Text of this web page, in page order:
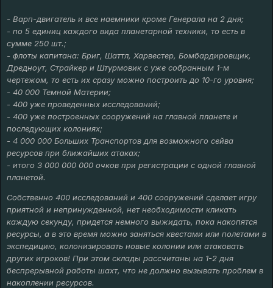
- Варп-двигатель и все наемники кроме Генерала на 2 дня;
- по 5 единиц каждого вида планетарной техники, то есть в
сумме 250 шт.;
- флоты капитана: Бриг, Шаттл, Харвестер, Бомбардировщик,
Дредноут, Страйкер и Штурмовик с уже собранным 1-м
чертежом, то есть их сразу можно построить до 10-го уровня;
- 40 000 Темной Материи;
- 400 уже проведенных исследований;
- 400 уже построенных сооружений на главной планете и
последующих колониях;
- 4 000 000 Больших Транспортов для возможного сейва
ресурсов при ближайших атаках;
- итого 3 000 000 000 очков при регистрации с одной главной
планетой.
Собственно 400 исследований и 400 сооружений сделает игру
приятной и непринужденной, нет необходимости кликать
каждую секунду, придется немного выжидать, пока накопятся
ресурсы, а в это время можно заняться квестами или полетами в
экспедицию, колонизировать новые колонии или атаковать
других игроков! При этом склады рассчитаны на 1-2 дня
беспрерывной работы шахт, что не должно вызывать проблем в
накоплении ресурсов.